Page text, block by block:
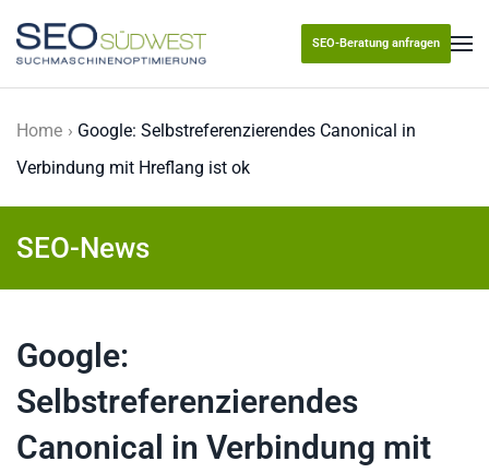
Skip to main content
SEO-Beratung anfragen
Home
Google: Selbstreferenzierendes Canonical in
Verbindung mit Hreflang ist ok
SEO-News
Google:
Selbstreferenzierendes
Canonical in Verbindung mit